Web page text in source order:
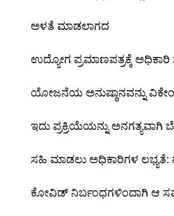
ಅಳತೆ ಮಾಡಲಾಗದ
ಉದ್ಯೋಗ ಪ್ರಮಾಣಪತ್ರಕ್ಕೆ ಅಧಿಕಾರಿ
ಯೋಜನೆಯ ಅನುಷ್ಠಾನವನ್ನು
ಇದು ಪ್ರಕ್ರಿಯೆಯನ್ನು ಅನಗತ್ಯವಾಗಿ
ಸಹಿ ಮಾಡಲು ಅಧಿಕಾರಿಗಳ ಲಭ್ಯತೆ:
ಕೋವಿಡ್ ನಿರ್ಬಂಧಗಳಿಂದಾಗಿ ಆ